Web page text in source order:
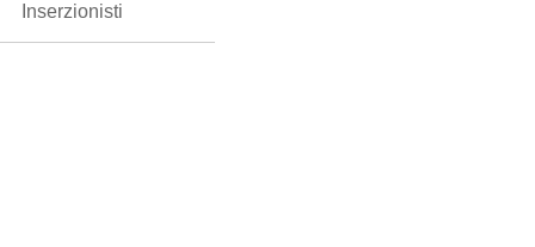
Inserzionisti